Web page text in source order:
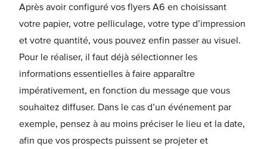
Après avoir configuré vos flyers A6 en choisissant
votre papier, votre pelliculage, votre type d’impression
et votre quantité, vous pouvez enfin passer au visuel.
Pour le réaliser, il faut déjà sélectionner les
informations essentielles à faire apparaître
impérativement, en fonction du message que vous
souhaitez diffuser. Dans le cas d’un événement par
exemple, pensez à au moins préciser le lieu et la date,
afin que vos prospects puissent se projeter et